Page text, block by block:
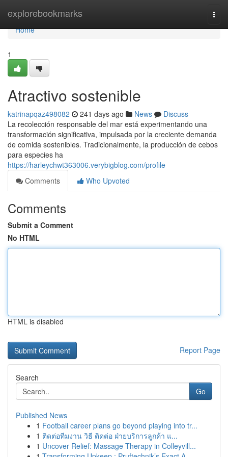
explorebookmarks
Home
Home
1
Atractivo sostenible
katrinapqaz498082 241 days ago News
Discuss
La recolección responsable del mar está experimentando una
transformación significativa, impulsada por la creciente demanda
de comida sostenibles. Tradicionalmente, la producción de cebos
para especies ha
https://harleychwt363006.verybigblog.com/profile
Comments
Who Upvoted
Comments
Submit a Comment
No HTML
HTML is disabled
Report Page
Search
Go
Published News
1 Football career plans go beyond playing into tr...
1 ติดต่อทีมงาน วิธี ติดต่อ ฝ่ายบริการลูกค้า แ...
1 Uncover Relief: Massage Therapy in Colleyvill...